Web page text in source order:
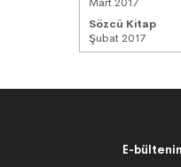
Mart 2017
Sözcü Kitap
Şubat 2017
E-